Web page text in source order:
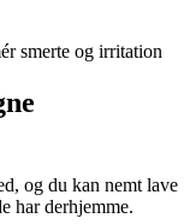
smerte og irritation
og du kan nemt lave
har derhjemme.